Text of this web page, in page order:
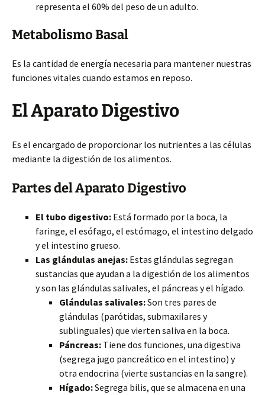
representa el 60% del peso de un adulto.
Metabolismo Basal
Es la cantidad de energía necesaria para mantener nuestras
funciones vitales cuando estamos en reposo.
El Aparato Digestivo
Es el encargado de proporcionar los nutrientes a las células
mediante la digestión de los alimentos.
Partes del Aparato Digestivo
El tubo digestivo: Está formado por la boca, la
faringe, el esófago, el estómago, el intestino delgado
y el intestino grueso.
Las glándulas anejas: Estas glándulas segregan
sustancias que ayudan a la digestión de los alimentos
y son las glándulas salivales, el páncreas y el hígado.
Glándulas salivales:Son tres pares de
glándulas (parótidas, submaxilares y
sublinguales) que vierten saliva en la boca.
Páncreas: Tiene dos funciones, una digestiva
(segrega jugo pancreático en el intestino) y
otra endocrina (vierte sustancias en la sangre).
Hígado:Segrega bilis, que se almacena en una